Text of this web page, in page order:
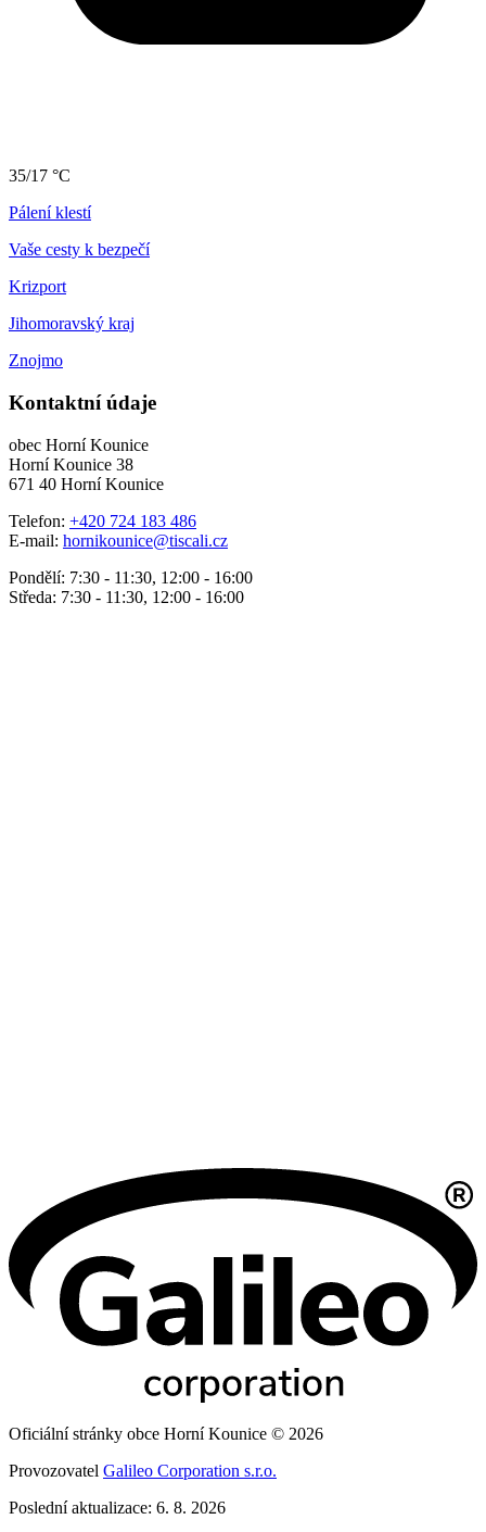
35/17 °C
Pálení klestí
Vaše cesty k bezpečí
Krizport
Jihomoravský kraj
Znojmo
Kontaktní údaje
obec Horní Kounice
Horní Kounice 38
671 40 Horní Kounice
Telefon: +420 724 183 486
E-mail: hornikounice@tiscali.cz
Pondělí: 7:30 - 11:30, 12:00 - 16:00
Středa: 7:30 - 11:30, 12:00 - 16:00
Oficiální stránky obce Horní Kounice © 2026
Provozovatel Galileo Corporation s.r.o.
Poslední aktualizace: 6. 8. 2026